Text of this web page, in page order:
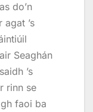
do’n
’s
Seaghán
’s
rinn se
faoi ba